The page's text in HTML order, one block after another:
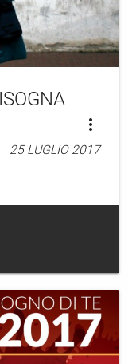
more_vert
25 LUGLIO 2017